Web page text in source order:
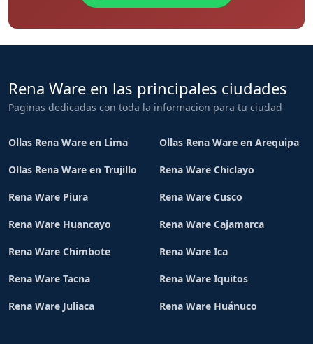
Rena Ware en las principales ciudades
Paginas dedicadas con toda la informacion para tu ciudad
Ollas Rena Ware en Lima Ollas Rena Ware en Arequipa
Ollas Rena Ware en Trujillo Rena Ware Chiclayo
Rena Ware Piura Rena Ware Cusco
Rena Ware Huancayo Rena Ware Cajamarca
Rena Ware Chimbote Rena Ware Ica
Rena Ware Tacna Rena Ware Iquitos
Rena Ware Juliaca Rena Ware Huánuco